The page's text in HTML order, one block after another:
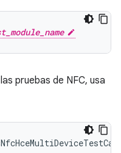
pruebas de NFC, usa